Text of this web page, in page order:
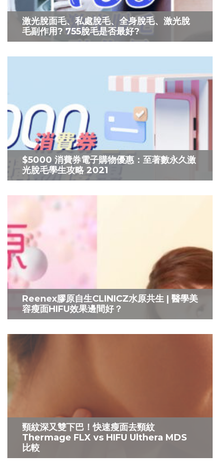
激光脫面毛、私處脫毛、全身脫毛、激光脫
毛副作用? 755脫毛是否最好?
$5000 消費券電子購物優惠：至著數永久激
光脫毛學生攻略 2021
Reenex膠原自生CLINICZ水原共生 | 醫學美
容瘦面HIFU效果邊間好？
頸紋深又雙下巴！快速瘦面去頸紋
Thermage FLX vs HIFU Ulthera MDS
比較